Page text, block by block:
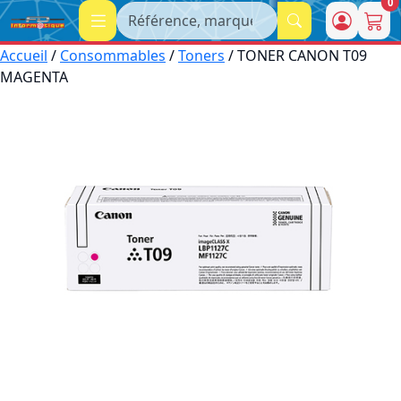
Recherche
Accueil / Consommables /Toners / TONER CANON T09
MAGENTA